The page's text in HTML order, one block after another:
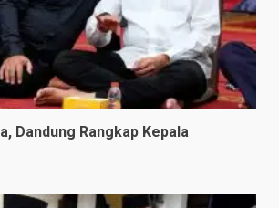
Dandung Rangkap Kepala